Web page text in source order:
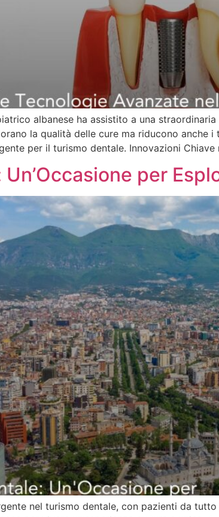
albanese ha assistito a una
la qualità delle cure ma riducono
per il turismo dentale. Innovazioni
per
nel turismo dentale, con pazienti da